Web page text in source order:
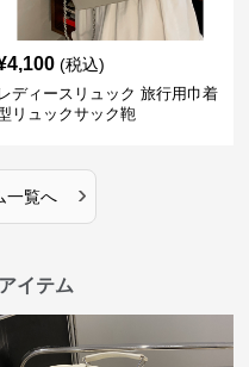
4,100 (税込)
レディースリュック 旅行用巾着
リュックサック鞄
一覧へ ›
イテム